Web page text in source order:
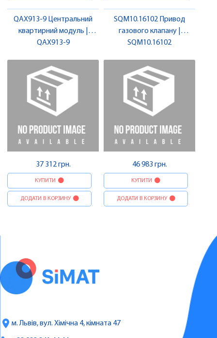
QAX913-9 Центральний
квартирний модуль |
SIEMENS
QAX913-9
37 312 грн.
КУПИТИ
ДОДАТИ В КОРЗИНУ
SQM10.16102 Привод
газового клапану |
SIEMENS
SQM10.16102
46 983 грн.
КУПИТИ
ДОДАТИ В КОРЗИНУ
м. Львів, вул. Хімічна 4, кімната 47